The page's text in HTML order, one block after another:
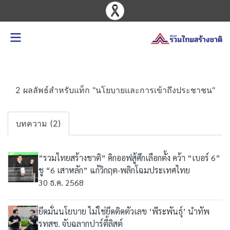
2 ผลลัพธ์สำหรับแท็ก "นโยบายและการเข้าถึงประชาชน"
บทความ (2)
“รวมไทยสร้างชาติ” คิกออฟสู้ศึกเลือกตั้ง คว้า “เบอร์ 6”
ชู “6 เสาหลัก” แก้วิกฤต-พลิกโฉมประเทศไทย
30 ธ.ค. 2568
ยึดมั่นนโยบาย ไม่ใช่ยึดติดตัวเลข ‘พีระพันธุ์’ นำทัพ
รทสช. จับฉลากปาร์ตี้ลิสต์